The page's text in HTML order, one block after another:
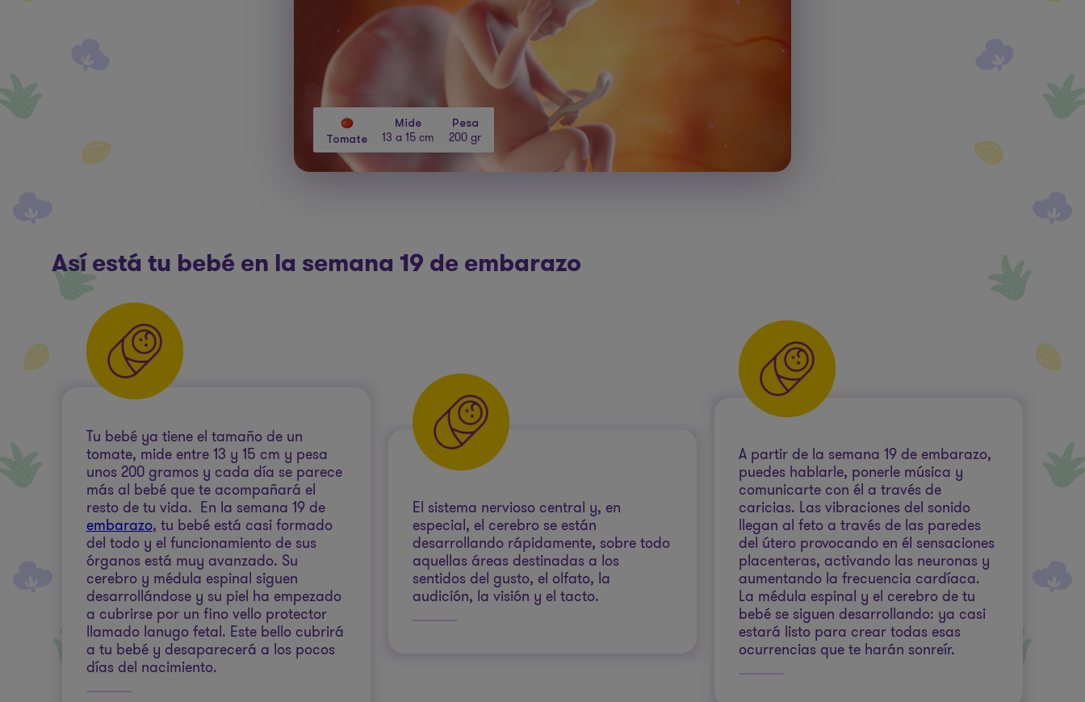
Tomate
Mide
13 a 15 cm
Pesa
200 gr
Así está tu bebé en la semana 19 de embarazo
Tu bebé ya tiene el tamaño de un
tomate, mide entre 13 y 15 cm y pesa
unos 200 gramos y cada día se parece
más al bebé que te acompañará el
resto de tu vida. En la semana 19 de
embarazo, tu bebé está casi formado
del todo y el funcionamiento de sus
órganos está muy avanzado. Su
cerebro y médula espinal siguen
desarrollándose y su piel ha empezado
a cubrirse por un fino vello protector
llamado lanugo fetal. Este bello cubrirá
a tu bebé y desaparecerá a los pocos
días del nacimiento.
El sistema nervioso central y, en
especial, el cerebro se están
desarrollando rápidamente, sobre todo
aquellas áreas destinadas a los
sentidos del gusto, el olfato, la
audición, la visión y el tacto.
A partir de la semana 19 de embarazo,
puedes hablarle, ponerle música y
comunicarte con él a través de
caricias. Las vibraciones del sonido
llegan al feto a través de las paredes
del útero provocando en él sensaciones
placenteras, activando las neuronas y
aumentando la frecuencia cardíaca.
La médula espinal y el cerebro de tu
bebé se siguen desarrollando: ya casi
estará listo para crear todas esas
ocurrencias que te harán sonreír.